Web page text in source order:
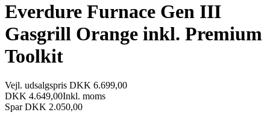
Everdure Furnace Gen III
Gasgrill Orange inkl. Premium
Toolkit
Vejl. udsalgspris DKK 6.699,00
DKK 4.649,00Inkl. moms
Spar DKK 2.050,00